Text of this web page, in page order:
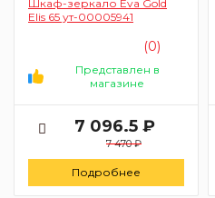
Шкаф-зеркало Eva Gold
Elis 65 ут-00005941
(0)
Представлен в
магазине
7 096.5 ₽
7 470 ₽
Подробнее